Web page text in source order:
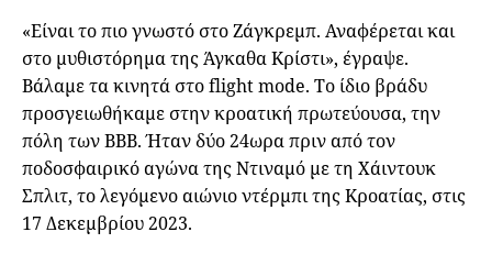
«Είναι το πιο γνωστό στο Ζάγκρεμπ. Αναφέρεται και
στο μυθιστόρημα της Άγκαθα Κρίστι», έγραψε.
Βάλαμε τα κινητά στο flight mode. Το ίδιο βράδυ
προσγειωθήκαμε στην κροατική πρωτεύουσα, την
πόλη των BBB. Ήταν δύο 24ωρα πριν από τον
ποδοσφαιρικό αγώνα της Ντιναμό με τη Χάιντουκ
Σπλιτ, το λεγόμενο αιώνιο ντέρμπι της Κροατίας, στις
17 Δεκεμβρίου 2023.